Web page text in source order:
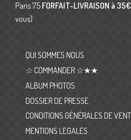
Paris 75 FORFAIT-LIVRAISON à 35€
vous)
QUI SOMMES NOUS
☆ COMMANDER ☆★★
ALBUM PHOTOS
DOSSIER DE PRESSE
CONDITIONS GÉNÉRALES DE
MENTIONS LEGALES